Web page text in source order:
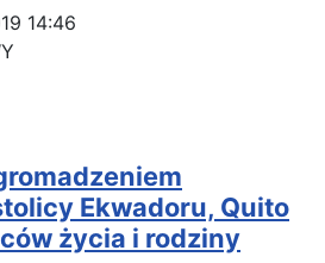
14:46
Ekwadoru, Quito
życia i rodziny